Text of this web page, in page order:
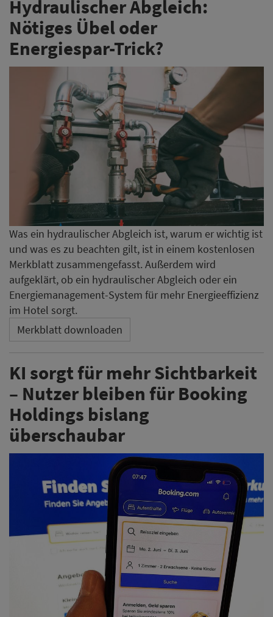
Hydraulischer Abgleich:
Nötiges Übel oder
Energiespar-Trick?
Was ein hydraulischer Abgleich ist, warum er wichtig ist
und was es zu beachten gilt, ist in einem kostenlosen
Merkblatt zusammengefasst. Außerdem wird
aufgeklärt, ob ein hydraulischer Abgleich oder ein
Energiemanagement-System für mehr Energieeffizienz
im Hotel sorgt.
Merkblatt downloaden
KI sorgt für mehr Sichtbarkeit
– Nutzer bleiben für Booking
Holdings bislang
überschaubar